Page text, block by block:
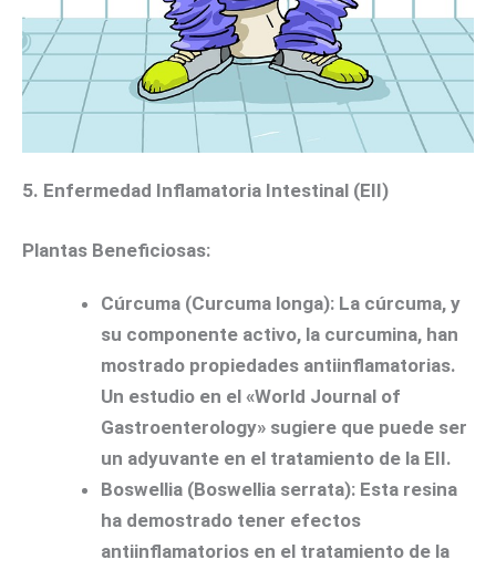
5. Enfermedad Inflamatoria Intestinal (EII)
Plantas Beneficiosas:
Cúrcuma (Curcuma longa): La cúrcuma, y
su componente activo, la curcumina, han
mostrado propiedades antiinflamatorias.
Un estudio en el «World Journal of
Gastroenterology» sugiere que puede ser
un adyuvante en el tratamiento de la EII.
Boswellia (Boswellia serrata): Esta resina
ha demostrado tener efectos
antiinflamatorios en el tratamiento de la